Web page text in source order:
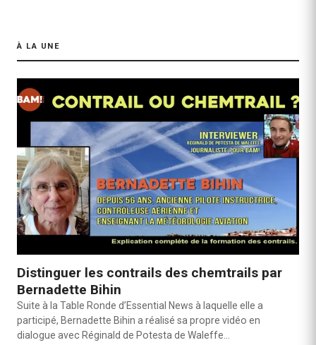
À LA UNE
Distinguer les contrails des chemtrails par
Bernadette Bihin
Suite à la Table Ronde d’Essential News à laquelle elle a
participé, Bernadette Bihin a réalisé sa propre vidéo en
dialogue avec Réginald de Potesta de Waleffe…